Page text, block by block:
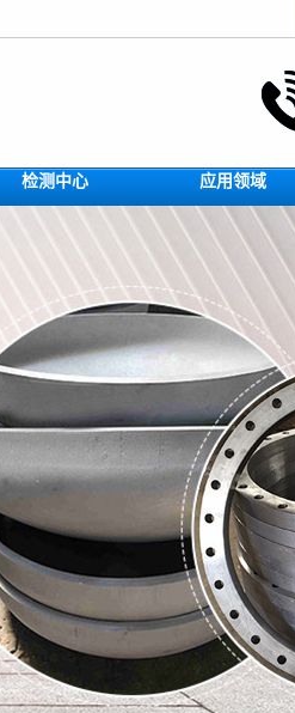
检测中心 应用领域